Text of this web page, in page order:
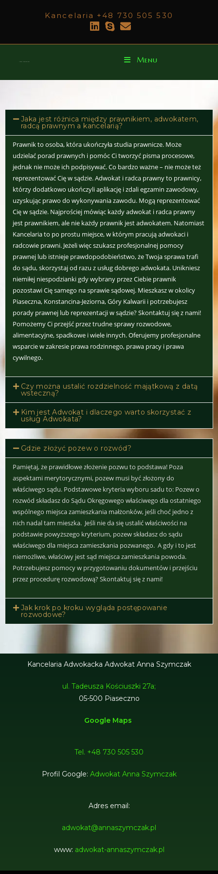
Kancelaria +48 730 505 530
Anna Szymczak Menu
Jaka jest różnica między prawnikiem, adwokatem,
radcą prawnym a kancelarią?
Prawnik to osoba, która ukończyła studia prawnicze. Może
udzielać porad prawnych i pomóc Ci tworzyć pisma procesowe,
jednak nie może ich podpisywać. Co bardzo ważne – nie może też
reprezentować Cię w sądzie. Adwokat i radca prawny to prawnicy,
którzy dodatkowo ukończyli aplikację i zdali egzamin zawodowy,
uzyskując prawo do wykonywania zawodu. Mogą reprezentować
Cię w sądzie. Najprościej mówiąc każdy adwokat i radca prawny
jest prawnikiem, ale nie każdy prawnik jest adwokatem. Natomiast
Kancelaria to po prostu miejsce, w którym pracują adwokaci i
radcowie prawni. Jeżeli więc szukasz profesjonalnej pomocy
prawnej lub istnieje prawdopodobieństwo, że Twoja sprawa trafi
do sądu, skorzystaj od razu z usług dobrego adwokata. Unikniesz
niemiłej niespodzianki gdy wybrany przez Ciebie prawnik
pozostawi Cię samego na sprawie sądowej. Mieszkasz w okolicy
Piaseczna, Konstancina-Jeziorna, Góry Kalwarii i potrzebujesz
porady prawnej lub reprezentacji w sądzie? Skontaktuj się z nami!
Pomożemy Ci przejść przez trudne sprawy rozwodowe,
alimentacyjne, spadkowe i wiele innych. Oferujemy profesjonalne
wsparcie w zakresie prawa rodzinnego, prawa pracy i prawa
cywilnego.
Czy można ustalić rozdzielność majątkową z datą
wsteczną?
Kim jest Adwokat i dlaczego warto skorzystać z
usług Adwokata?
Gdzie złożyć pozew o rozwód?
Pamiętaj, że prawidłowe złożenie pozwu to podstawa! Poza
aspektami merytorycznymi, pozew musi być złożony do
właściwego sądu. Podstawowe kryteria wyboru sadu to: Pozew o
rozwód składasz do Sądu Okręgowego właściwego dla ostatniego
wspólnego miejsca zamieszkania małżonków, jeśli choć jedno z
nich nadal tam mieszka. Jeśli nie da się ustalić właściwości na
podstawie powyższego kryterium, pozew składasz do sądu
właściwego dla miejsca zamieszkania pozwanego. A gdy i to jest
niemożliwe, właściwy jest sąd miejsca zamieszkania powoda.
Potrzebujesz pomocy w przygotowaniu dokumentów i przejściu
przez procedurę rozwodową? Skontaktuj się z nami!
Jak krok po kroku wygląda postępowanie
rozwodowe?
Kancelaria Adwokacka Adwokat Anna Szymczak
ul. Tadeusza Kościuszki 27a;
05-500 Piaseczno
Google Maps
Tel. +48 730 505 530
Profil Google: Adwokat Anna Szymczak
Adres email:
adwokat@annaszymczak.pl
www: adwokat-annaszymczak.pl